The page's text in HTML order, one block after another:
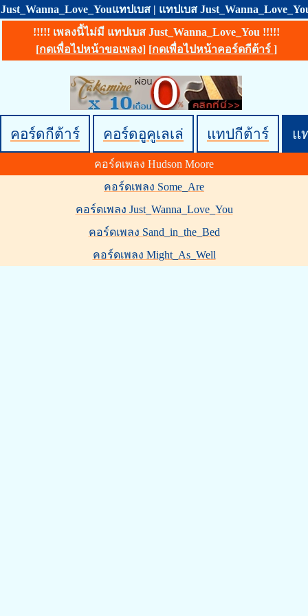
Just_Wanna_Love_Youแทปเบส | แทปเบส
!!!!! เพลงนี้ไม่มี แทปเบส Just_Wanna_Love_You !!!!!
[กดเพื่อไปหน้าขอเพลง] [กดเพื่อไปหน้าคอร์ดกีต้าร์ ]
คอร์ดกีต้าร์ คอร์ดอูคูเลเล่ แทปกีต้าร์ แ
คอร์ดเพลง Hudson Moore
คอร์ดเพลง Some_Are
คอร์ดเพลง Just_Wanna_Love_You
คอร์ดเพลง Sand_in_the_Bed
คอร์ดเพลง Might_As_Well